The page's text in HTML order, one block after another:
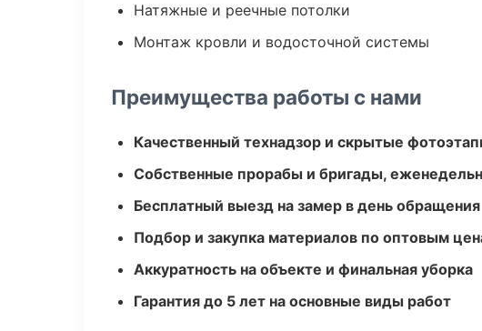
Натяжные и реечные потолки
Монтаж кровли и водосточной системы
Преимущества работы с нами
Качественный технадзор и скрытые
Собственные прорабы и бригады,
Бесплатный выезд на замер в день обращения
Подбор и закупка материалов по оптовым
Аккуратность на объекте и финальная уборка
Гарантия до 5 лет на основные виды работ